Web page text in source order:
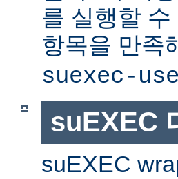
를 실행할
항목을 만족
suexec-
suEXEC
suEXEC